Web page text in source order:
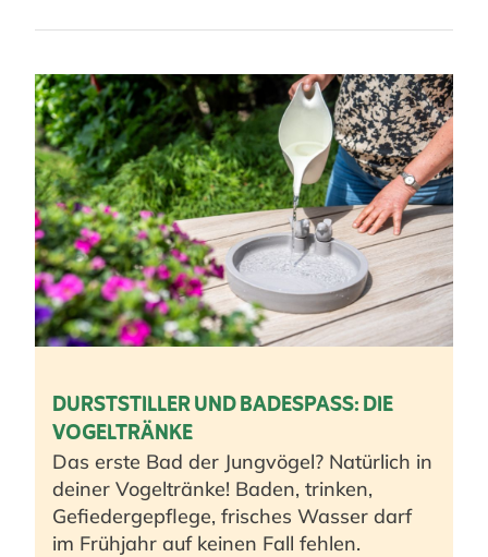
DURSTSTILLER UND BADESPASS: DIE V
OGELTRÄNKE
Das erste Bad der Jungvögel? Natürlich in
deiner Vogeltränke! Baden, trinken,
Gefiedergepflege, frisches Wasser darf
im Frühjahr auf keinen Fall fehlen.